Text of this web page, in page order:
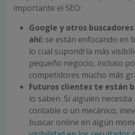
importante el SEO:
Google y otros
ahí: se están enfocando en
lo cual supondría más
pequeño negocio, incluso
competidores mucho más
Futuros clientes te están
lo saben. Si alguien
contable o un mecánico,
buscar online en algún